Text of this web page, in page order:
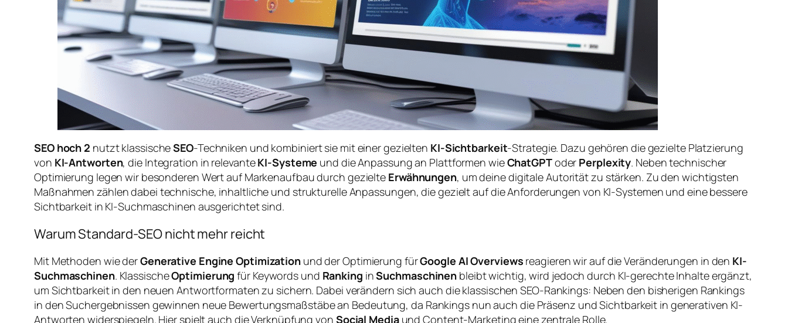
SEO hoch 2 nutzt klassischeSEO-Techniken und kombiniert sie mit einer gezielten KI-Sichtbarkeit-Strategie. Dazu gehören die gezielte Platzierung
von KI-Antworten, die Integration in relevanteKI-Systeme und die Anpassung an Plattformen wieChatGPToder Perplexity. Neben technischer
Optimierung legen wir besonderen Wert auf Markenaufbau durch gezielte Erwähnungen, um deine digitale Autorität zu stärken. Zu den wichtigsten
Maßnahmen zählen dabei technische, inhaltliche und strukturelle Anpassungen, die gezielt auf die Anforderungen von KI-Systemen und eine bessere
Sichtbarkeit in KI-Suchmaschinen ausgerichtet sind.
Warum Standard-SEO nicht mehr reicht
Mit Methoden wie derGenerative Engine Optimizationund der Optimierung fürGoogle AI Overviews reagieren wir auf die Veränderungen in den KI-
Suchmaschinen. KlassischeOptimierung für Keywords und Ranking inSuchmaschinen bleibt wichtig, wird jedoch durch KI-gerechte Inhalte ergänzt,
um Sichtbarkeit in den neuen Antwortformaten zu sichern. Dabei verändern sich auch die klassischen SEO-Rankings: Neben den bisherigen Rankings
in den Suchergebnissen gewinnen neue Bewertungsmaßstäbe an Bedeutung, da Rankings nun auch die Präsenz und Sichtbarkeit in generativen KI-
Antworten widerspiegeln. Hier spielt auch die Verknüpfung von Social Mediaund Content-Marketing eine zentrale Rolle.